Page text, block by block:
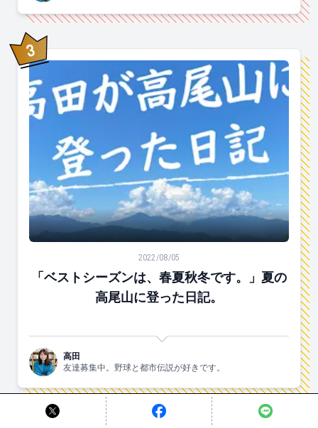
3位
「ベストシーズンは、春夏秋冬です。」夏の高尾山に登
2022/08/05
「ベストシーズンは、春夏秋冬です。」夏の
高尾山に登った日記。
高田
友達募集中。野球と都市伝説が好きです。